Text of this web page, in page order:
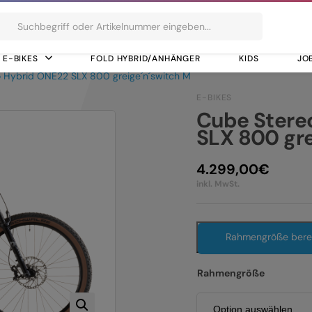
E-BIKES FOLD HYBRID/ANHÄNGER KIDS
ONE22 SLX 800 greige´n´switch M
E-BIKES
Cube
SLX 800
4.299,00€
inkl. MwSt.
Rahmengröße
Rahmengröße